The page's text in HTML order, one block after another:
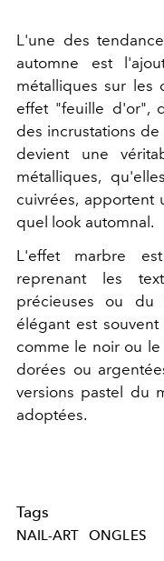
L'une des
automne est
métalliques sur les
effet "feuille d'or",
des incrustations
devient une
métalliques,
cuivrées,
quel look automnal.
L'effet marbre
reprenant les
précieuses ou du
élégant est
comme le noir ou
dorées ou
versions pastel du
adoptées.
Tags
NAIL-ART ONGLES